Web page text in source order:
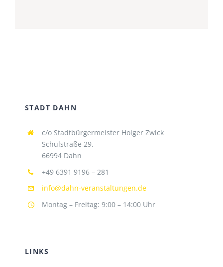
STADT DAHN
c/o Stadtbürgermeister Holger Zwick
Schulstraße 29,
66994 Dahn
+49 6391 9196 – 281
info@dahn-veranstaltungen.de
Montag – Freitag: 9:00 – 14:00 Uhr
LINKS